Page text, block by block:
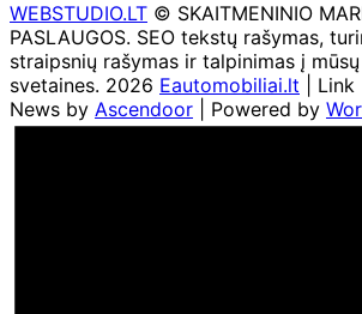
WEBSTUDIO.LT © SKAITMENINIO
PASLAUGOS. SEO tekstų rašymas,
straipsnių rašymas ir talpinimas į
svetaines. 2026 Eautomobiliai.lt | Link
News by Ascendoor | Powered by